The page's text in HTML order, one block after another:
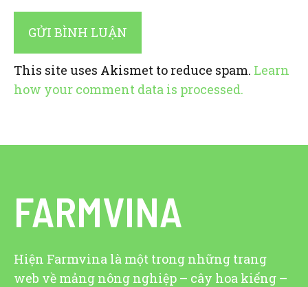
This site uses Akismet to reduce spam. Learn
how your comment data is processed.
FARMVINA
Hiện Farmvina là một trong những trang
web về mảng nông nghiệp – cây hoa kiểng –